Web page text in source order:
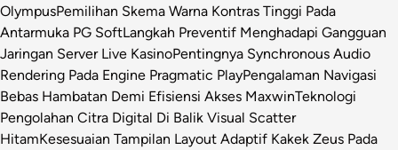
OlympusPemilihan Skema Warna Kontras Tinggi Pada
Antarmuka PG SoftLangkah Preventif Menghadapi Gangguan
Jaringan Server Live KasinoPentingnya Synchronous Audio
Rendering Pada Engine Pragmatic PlayPengalaman Navigasi
Bebas Hambatan Demi Efisiensi Akses MaxwinTeknologi
Pengolahan Citra Digital Di Balik Visual Scatter
HitamKesesuaian Tampilan Layout Adaptif Kakek Zeus Pada